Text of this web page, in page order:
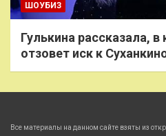
ШОУБИЗ
Гулькина рассказала,
отзовет иск к
Все материалы на данном сайте взяты из